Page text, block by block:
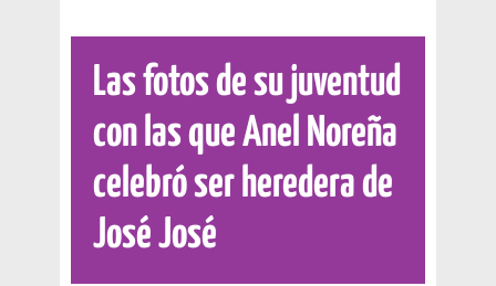
Las fotos de su juventud
con las que Anel Noreña
celebró ser heredera de
José José